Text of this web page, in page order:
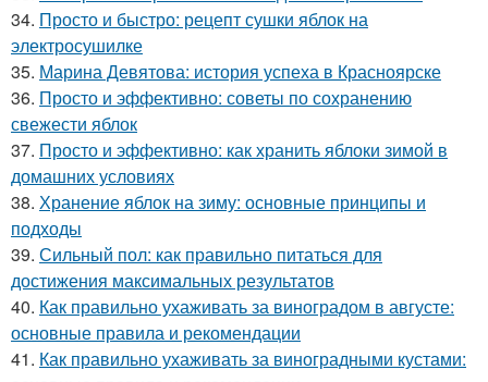
34. Просто и быстро: рецепт сушки яблок на
электросушилке
35. Марина Девятова: история успеха в Красноярске
36. Просто и эффективно: советы по сохранению
свежести яблок
37. Просто и эффективно: как хранить яблоки зимой в
домашних условиях
38. Хранение яблок на зиму: основные принципы и
подходы
39. Сильный пол: как правильно питаться для
достижения максимальных результатов
40. Как правильно ухаживать за виноградом в августе:
основные правила и рекомендации
41. Как правильно ухаживать за виноградными кустами: